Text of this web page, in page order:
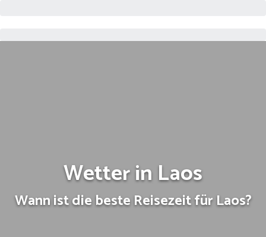
Wetter in Laos
Wann ist die beste Reisezeit für Laos?